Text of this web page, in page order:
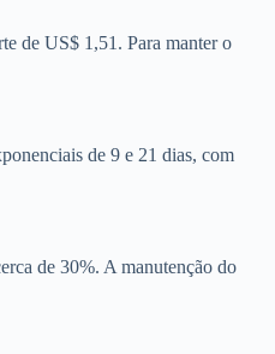
de US$ 1,51. Para manter o
de 9 e 21 dias, com
de 30%. A manutenção do